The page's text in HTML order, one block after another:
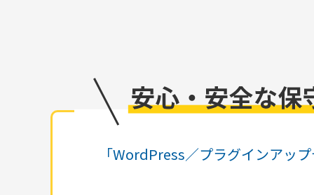
「WordPress／プラグインアッ